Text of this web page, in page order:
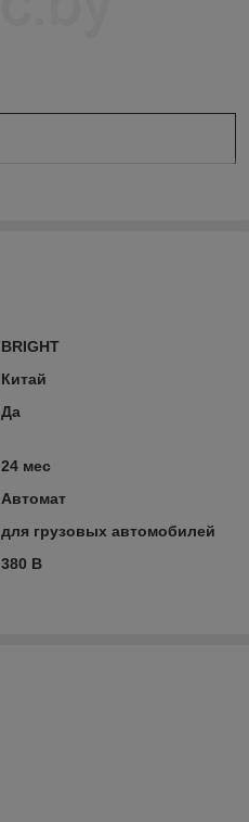
BRIGHT
Китай
Да
24 мес
Автомат
для грузовых автомобилей
380 В